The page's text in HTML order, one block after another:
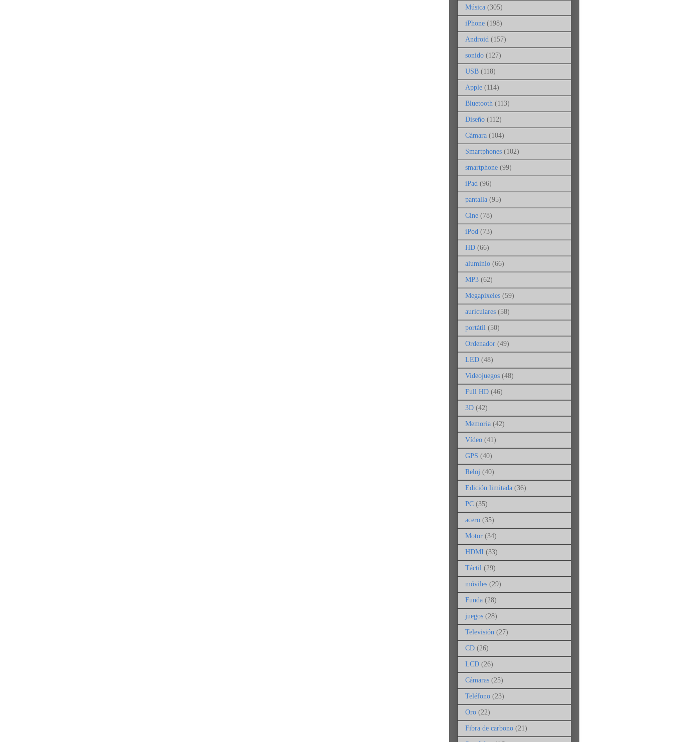
Música (305)
iPhone (198)
Android (157)
sonido (127)
USB (118)
Apple (114)
Bluetooth (113)
Diseño (112)
Cámara (104)
Smartphones (102)
smartphone (99)
iPad (96)
pantalla (95)
Cine (78)
iPod (73)
HD (66)
aluminio (66)
MP3 (62)
Megapíxeles (59)
auriculares (58)
portátil (50)
Ordenador (49)
LED (48)
Videojuegos (48)
Full HD (46)
3D (42)
Memoria (42)
Vídeo (41)
GPS (40)
Reloj (40)
Edición limitada (36)
PC (35)
acero (35)
Motor (34)
HDMI (33)
Táctil (29)
móviles (29)
Funda (28)
juegos (28)
Televisión (27)
CD (26)
LCD (26)
Cámaras (25)
Teléfono (23)
Oro (22)
Fibra de carbono (21)